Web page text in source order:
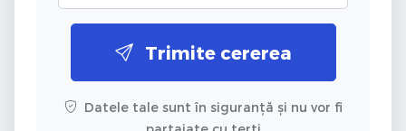
Trimite cererea
Datele tale sunt în siguranță și nu vor fi